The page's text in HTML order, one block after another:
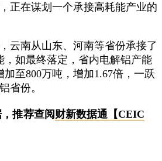
在谋划一个承接高耗能产业的
南从山东、河南等省份承接了
，如最终落定，省内电解铝产能
至800万吨，增加1.67倍，一跃
省份。
推荐查阅 财新数据通【CEIC